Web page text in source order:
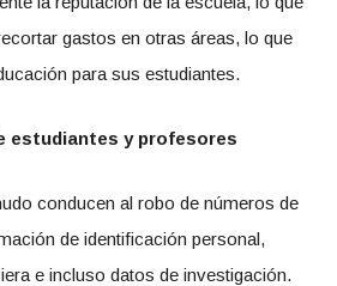
gastos en otras áreas, lo que
para sus estudiantes.
estudiantes y profesores
conducen al robo de números de
de identificación personal,
e incluso datos de investigación.